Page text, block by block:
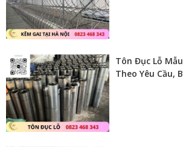
Tôn Đục Lỗ
Theo Yêu Cầu,